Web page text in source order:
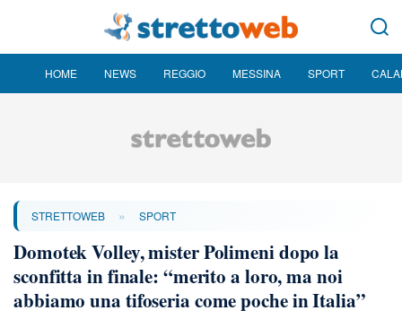
HOME NEWS REGGIO MESSINA SPORT
STRETTOWEB » SPORT
Domotek Volley, mister Polimeni dopo la
sconfitta in finale: “merito a loro, ma noi
abbiamo una tifoseria come poche in Italia”